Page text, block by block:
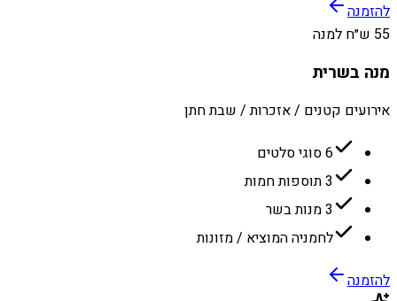
להזמנה
55 ש״ח למנה
מנה בשרית
אירועים קטנים / אזכרות / שבת חתן
6 סוגי סלטים
3 תוספות חמות
3 מנות בשר
לחמניה המוציא / מזונות
להזמנה